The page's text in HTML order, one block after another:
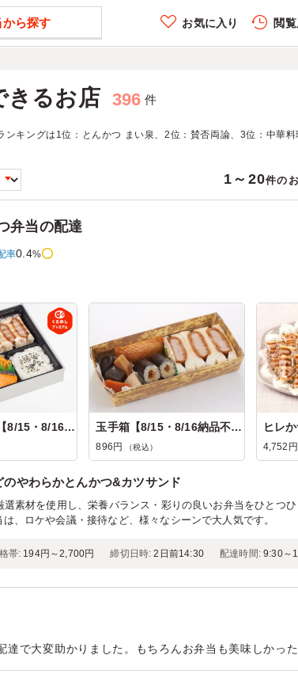
から探す お気に入り 閲
きるお店 396 件
キングは1位：とんかつ まい泉、2位：賛否両論、3位：中華
1～20件の
弁当の配達
率0.4%
ぜいたく弁当【8/15・8/16納品不可】 玉手箱【8/15・8/16納品不可】
896円 （税込） 4,752円
のやわらかとんかつ&カツサンド
選素材を使用し、栄養バランス・彩りの良いお弁当をひとつ
、ロケや会議・接待など、様々なシーンで大人気です。
帯: 194円～2,700円 締切日時: 2日前14:30 配達時間: 9:30～
で大変助かりました。もちろんお弁当も美味しかった
神奈川県